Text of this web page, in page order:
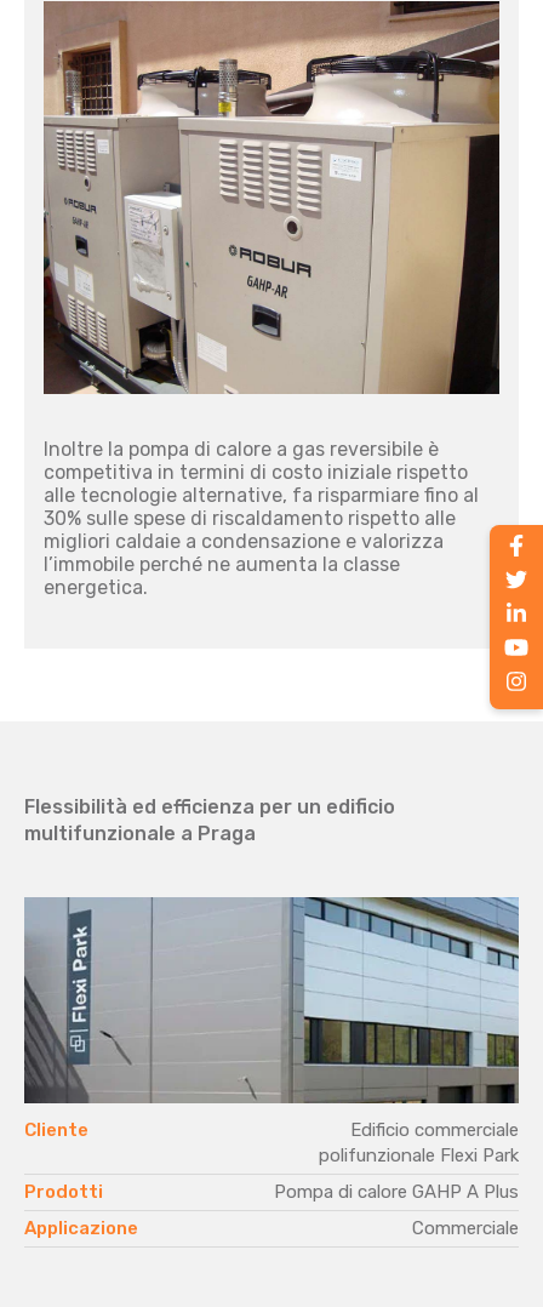
Inoltre la pompa di calore a gas reversibile è
competitiva in termini di costo iniziale rispetto
alle tecnologie alternative, fa risparmiare fino al
30% sulle spese di riscaldamento rispetto alle
migliori caldaie a condensazione e valorizza
l’immobile perché ne aumenta la classe
energetica.
Flessibilità ed efficienza per un edificio
multifunzionale a Praga
Cliente
Edificio commerciale
polifunzionale Flexi Park
Prodotti
Pompa di calore GAHP A Plus
Applicazione
Commerciale